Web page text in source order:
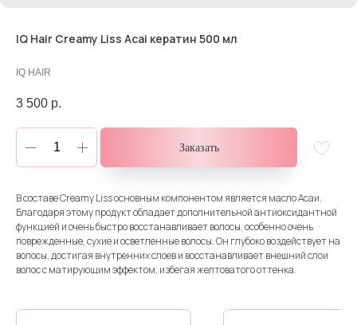
IQ Hair Creamy Liss Acai кератин 500 мл
IQ HAIR
3 500 р.
Заказать
В составе Creamy Liss основным компонентом является масло Асаи.
Благодаря этому продукт обладает дополнительной антиоксидантной
функцией и очень быстро восстанавливает волосы, особенно очень
поврежденные, сухие и осветленные волосы. Он глубоко воздействует на
волосы, достигая внутренних слоев и восстанавливает внешний слои
волос с матирующим эффектом, избегая желтоватого оттенка.